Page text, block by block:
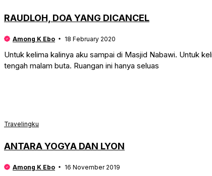
RAUDLOH, DOA YANG DICANCEL
Among K Ebo 18 February 2020
Untuk kelima kalinya aku sampai di Masjid Nabawi. Untuk
tengah malam buta. Ruangan ini hanya seluas
Travelingku
ANTARA YOGYA DAN LYON
Among K Ebo 16 November 2019